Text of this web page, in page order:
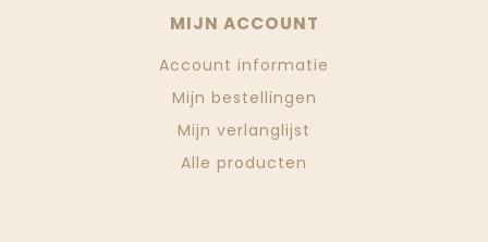
MIJN ACCOUNT
Account informatie
Mijn bestellingen
Mijn verlanglijst
Alle producten